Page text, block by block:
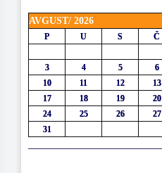
AVGUST/ 2026
P U S Č
3
4 5 6
10
11 12 13
17
18 19 20
24
25 26 27
31